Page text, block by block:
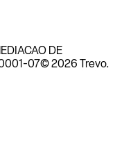
DE
07© 2026 Trevo.